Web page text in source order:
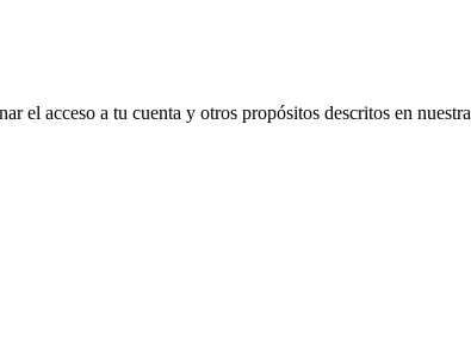
el acceso a tu cuenta y otros propósitos descritos en nuestra